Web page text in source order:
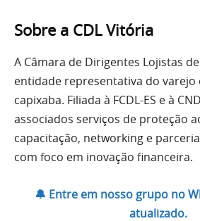
Sobre a CDL Vitória
A Câmara de Dirigentes Lojistas
entidade representativa do varejo
capixaba. Filiada à FCDL-ES e à
associados serviços de proteção
capacitação, networking e
com foco em inovação financeira.
🔔 Entre em nosso grupo no
atualizado.